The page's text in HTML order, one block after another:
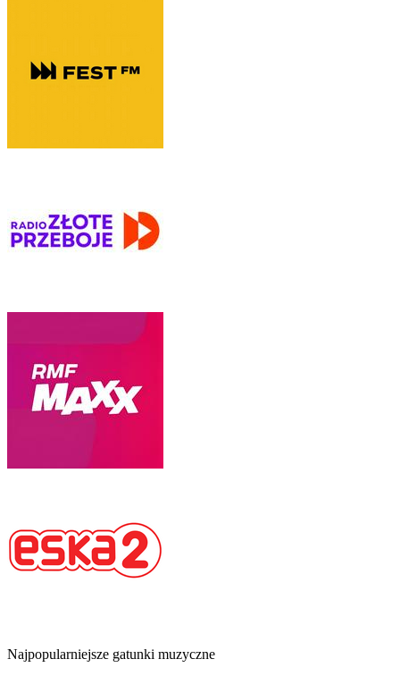
Najpopularniejsze gatunki muzyczne